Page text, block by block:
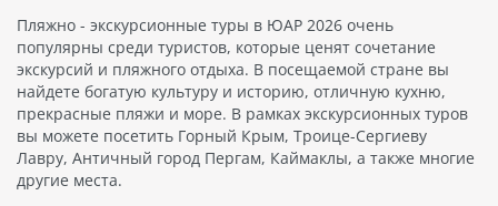
Пляжно - экскурсионные туры в ЮАР 2026 очень
популярны среди туристов, которые ценят сочетание
экскурсий и пляжного отдыха. В посещаемой стране вы
найдете богатую культуру и историю, отличную кухню,
прекрасные пляжи и море. В рамках экскурсионных туров
вы можете посетить Горный Крым, Троице-Сергиеву
Лавру, Античный город Пергам, Каймаклы, а также многие
другие места.